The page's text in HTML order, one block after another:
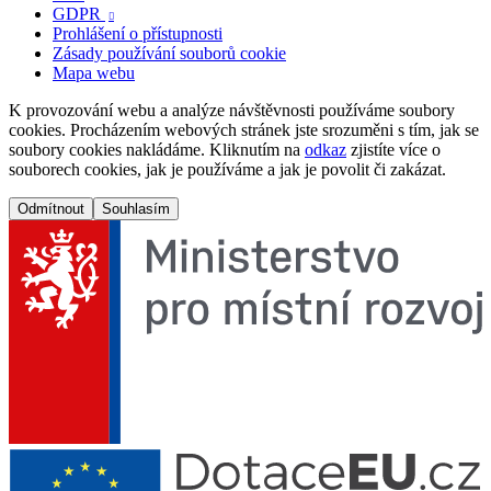
GDPR

Prohlášení o přístupnosti
Zásady používání souborů cookie
Mapa webu
K provozování webu a analýze návštěvnosti používáme soubory
cookies. Procházením webových stránek jste srozuměni s tím, jak se
soubory cookies nakládáme. Kliknutím na odkaz zjistíte více o
souborech cookies, jak je používáme a jak je povolit či zakázat.
Odmítnout Souhlasím